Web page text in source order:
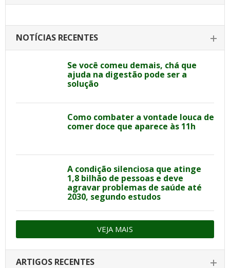
NOTÍCIAS RECENTES
Se você comeu demais, chá que
ajuda na digestão pode ser a
solução
Como combater a vontade louca de
comer doce que aparece às 11h
A condição silenciosa que atinge
1,8 bilhão de pessoas e deve
agravar problemas de saúde até
2030, segundo estudos
VEJA MAIS
ARTIGOS RECENTES